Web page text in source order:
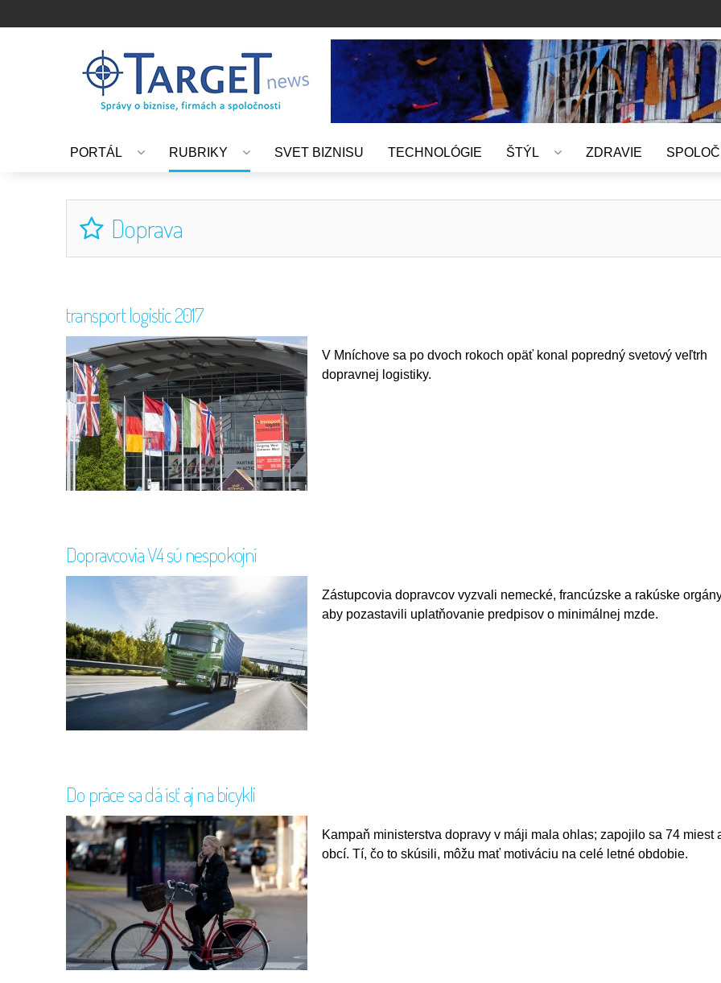
PORTÁL RUBRIKY SVET BIZNISU TECHNOLÓGIE ŠTÝL ZDRAVIE
Doprava
transport logistic 2017
V Mníchove sa po dvoch rokoch opäť konal popredný svetový veľtrh
dopravnej logistiky.
Dopravcovia V4 sú nespokojní
Zástupcovia dopravcov vyzvali nemecké, francúzske a rakúske
aby pozastavili uplatňovanie predpisov o minimálnej mzde.
Do práce sa dá ísť aj na bicykli
Kampaň ministerstva dopravy v máji mala ohlas; zapojilo sa 74 miest
obcí. Tí, čo to skúsili, môžu mať motiváciu na celé letné obdobie.